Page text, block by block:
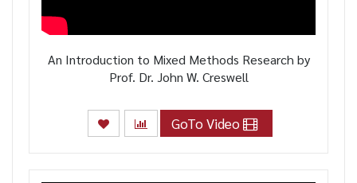
An Introduction to Mixed Methods Research by
Prof. Dr. John W. Creswell
GoTo Video